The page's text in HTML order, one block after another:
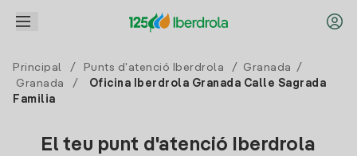
Principal / Punts d'atenció Iberdrola / Granada
/
Granada
/
Oficina Iberdrola Granada Calle Sagrada
Familia
El teu punt d'atenció Iberdrola